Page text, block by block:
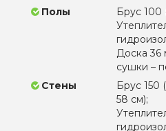
Полы
Брус 100
Доска 36
сушки –
Стены
Брус 150
58 см);